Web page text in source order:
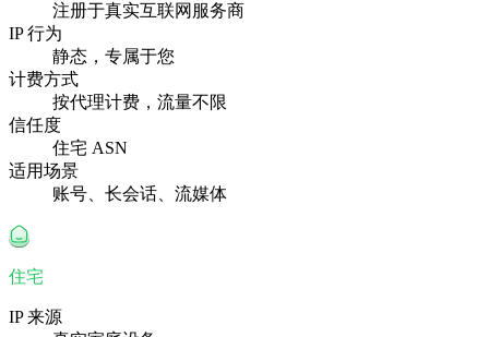
注册于真实互联网服务商
IP 行为
静态，专属于您
计费方式
按代理计费，流量不限
信任度
住宅 ASN
适用场景
账号、长会话、流媒体
住宅
IP 来源